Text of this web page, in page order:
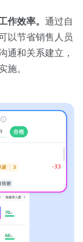
作效率。 通过自
以节省销售人员
通和关系建立，
施。